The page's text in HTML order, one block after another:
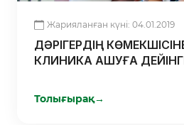
Жарияланған күні: 04.01.2019
ДӘРІГЕРДІҢ
КЛИНИКА АШУҒА
Толығырақ→